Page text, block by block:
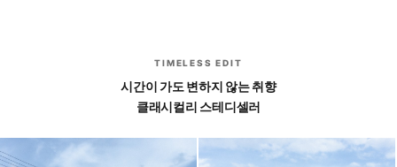
TIMELESS EDIT
시간이 가도 변하지 않는 취향
클래시컬리 스테디셀러